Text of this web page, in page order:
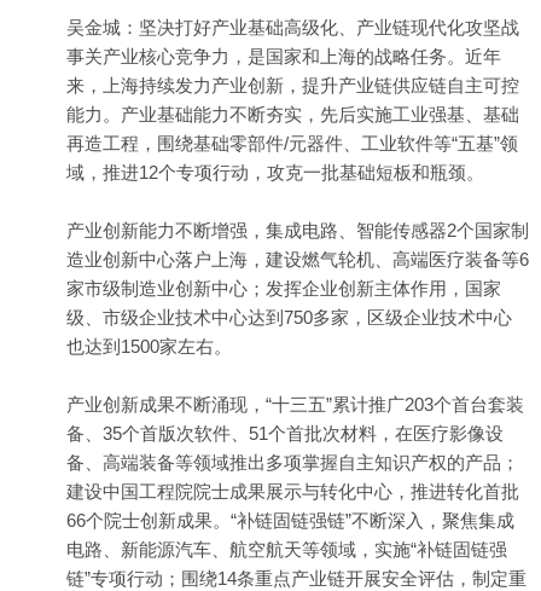
吴金城：坚决打好产业基础高级化、产业链现代化攻坚战
事关产业核心竞争力，是国家和上海的战略任务。近年
来，上海持续发力产业创新，提升产业链供应链自主可控
能力。产业基础能力不断夯实，先后实施工业强基、基础
再造工程，围绕基础零部件/元器件、工业软件等“五基”领
域，推进12个专项行动，攻克一批基础短板和瓶颈。
产业创新能力不断增强，集成电路、智能传感器2个国家制
造业创新中心落户上海，建设燃气轮机、高端医疗装备等6
家市级制造业创新中心；发挥企业创新主体作用，国家
级、市级企业技术中心达到750多家，区级企业技术中心
也达到1500家左右。
产业创新成果不断涌现，“十三五”累计推广203个首台套装
备、35个首版次软件、51个首批次材料，在医疗影像设
备、高端装备等领域推出多项掌握自主知识产权的产品；
建设中国工程院院士成果展示与转化中心，推进转化首批
66个院士创新成果。“补链固链强链”不断深入，聚焦集成
电路、新能源汽车、航空航天等领域，实施“补链固链强
链”专项行动；围绕14条重点产业链开展安全评估，制定重